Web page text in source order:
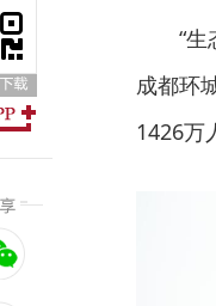
“
成都环
1426万